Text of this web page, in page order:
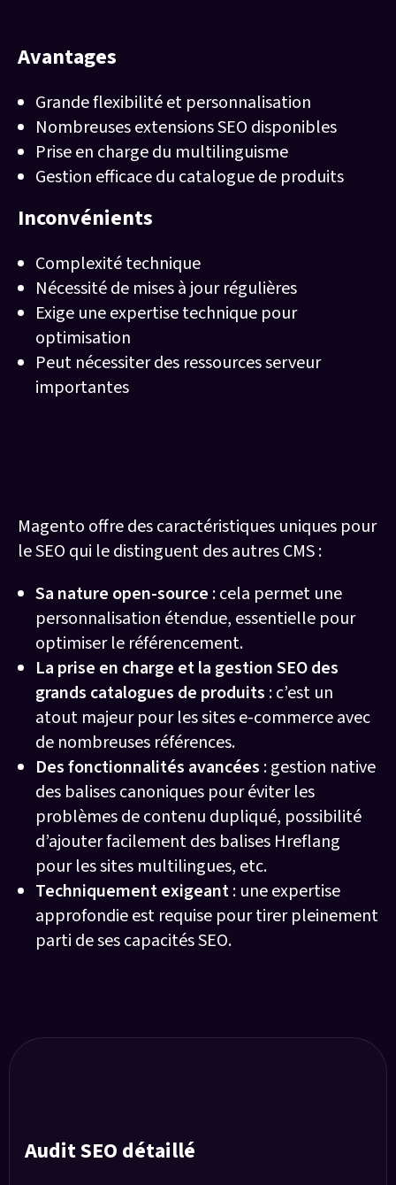
Avantages
Grande flexibilité et personnalisation
Nombreuses extensions SEO disponibles
Prise en charge du multilinguisme
Gestion efficace du catalogue de produits
Inconvénients
Complexité technique
Nécessité de mises à jour régulières
Exige une expertise technique pour
optimisation
Peut nécessiter des ressources serveur
importantes
Magento offre des caractéristiques uniques pour
le SEO qui le distinguent des autres CMS :
Sa nature open-source : cela permet une
personnalisation étendue, essentielle pour
optimiser le référencement.
La prise en charge et la gestion SEO des
grands catalogues de produits : c’est un
atout majeur pour les sites e-commerce avec
de nombreuses références.
Des fonctionnalités avancées : gestion native
des balises canoniques pour éviter les
problèmes de contenu dupliqué, possibilité
d’ajouter facilement des balises Hreflang
pour les sites multilingues, etc.
Techniquement exigeant: une expertise
approfondie est requise pour tirer pleinement
parti de ses capacités SEO.
Audit SEO détaillé